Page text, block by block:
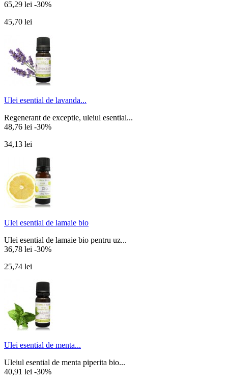
65,29 lei -30%
45,70 lei
Ulei esential de lavanda...
Regenerant de exceptie, uleiul esential...
48,76 lei -30%
34,13 lei
Ulei esential de lamaie bio
Ulei esential de lamaie bio pentru uz...
36,78 lei -30%
25,74 lei
Ulei esential de menta...
Uleiul esential de menta piperita bio...
40,91 lei -30%